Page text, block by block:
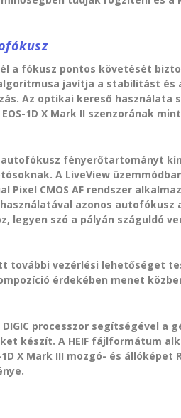
a fókusz pontos követését
javítja a stabilitást és
Az optikai kereső használata
1D X Mark II szenzorának
fényerőtartományt
A LiveView
Pixel CMOS AF rendszer
azonos autofókusz
legyen szó a pályán száguldó
további vezérlési lehetőséget
érdekében menet
processzor segítségével a
készít. A HEIF fájlformátum
X Mark III mozgó- és állóképet